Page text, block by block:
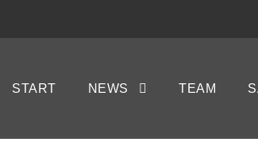
START NEWS TEAM